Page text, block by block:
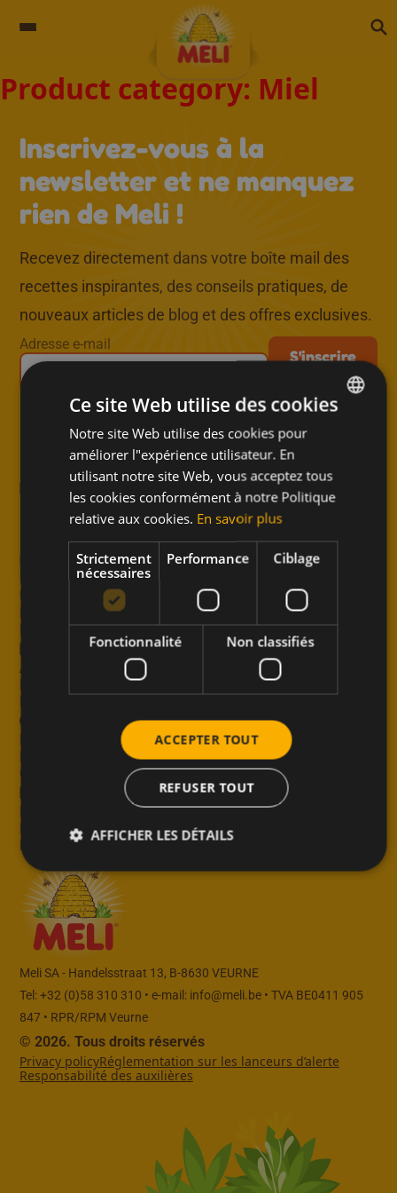
Product category: Miel
Inscrivez-vous à la
newsletter et ne manquez
rien de Meli !
Recevez directement dans votre boîte mail des
recettes inspirantes, des conseils pratiques, de
nouveaux articles de blog et des offres exclusives.
Adresse e-mail
Miel Meli
Les Maîtres du Goût
100 ans de tradition
Recettes
Petit-déjeuner
Un moment pour soi
Déjeuner et Dîner
Livrets de recettes
Notre produit naturel
Abeilles et miel
Livret pour ton exposé
Contact
Contactez Meli
Professionnel
Partenaire dans le retail
Partenaire dans la restauration
Partenaire dans l’industrie
Meli SA - Handelsstraat 13, B-8630 VEURNE
Tel: +32 (0)58 310 310 • e-mail: info@meli.be• TVA BE0411 905
847 • RPR/RPM Veurne
© 2026. Tous droits réservés
Privacy policyRéglementation sur les lanceurs d’alerte
Responsabilité des auxilières
ENGLISH
Ce site Web utilise des cookies
Notre site Web utilise des cookies pour
améliorer l"expérience utilisateur. En
utilisant notre site Web, vous acceptez tous
les cookies conformément à notre Politique
relative aux cookies. En savoir plus
Strictement
nécessaires
Performance Ciblage
Fonctionnalité Non classifiés
ACCEPTER TOUT
REFUSER TOUT
AFFICHER LES DÉTAILS